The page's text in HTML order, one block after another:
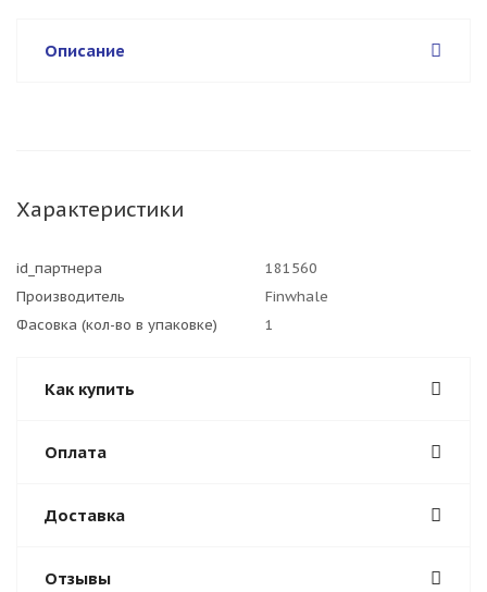
Описание
Характеристики
id_партнера
181560
Производитель
Finwhale
Фасовка (кол-во в упаковке)
1
Как купить
Оплата
Доставка
Отзывы